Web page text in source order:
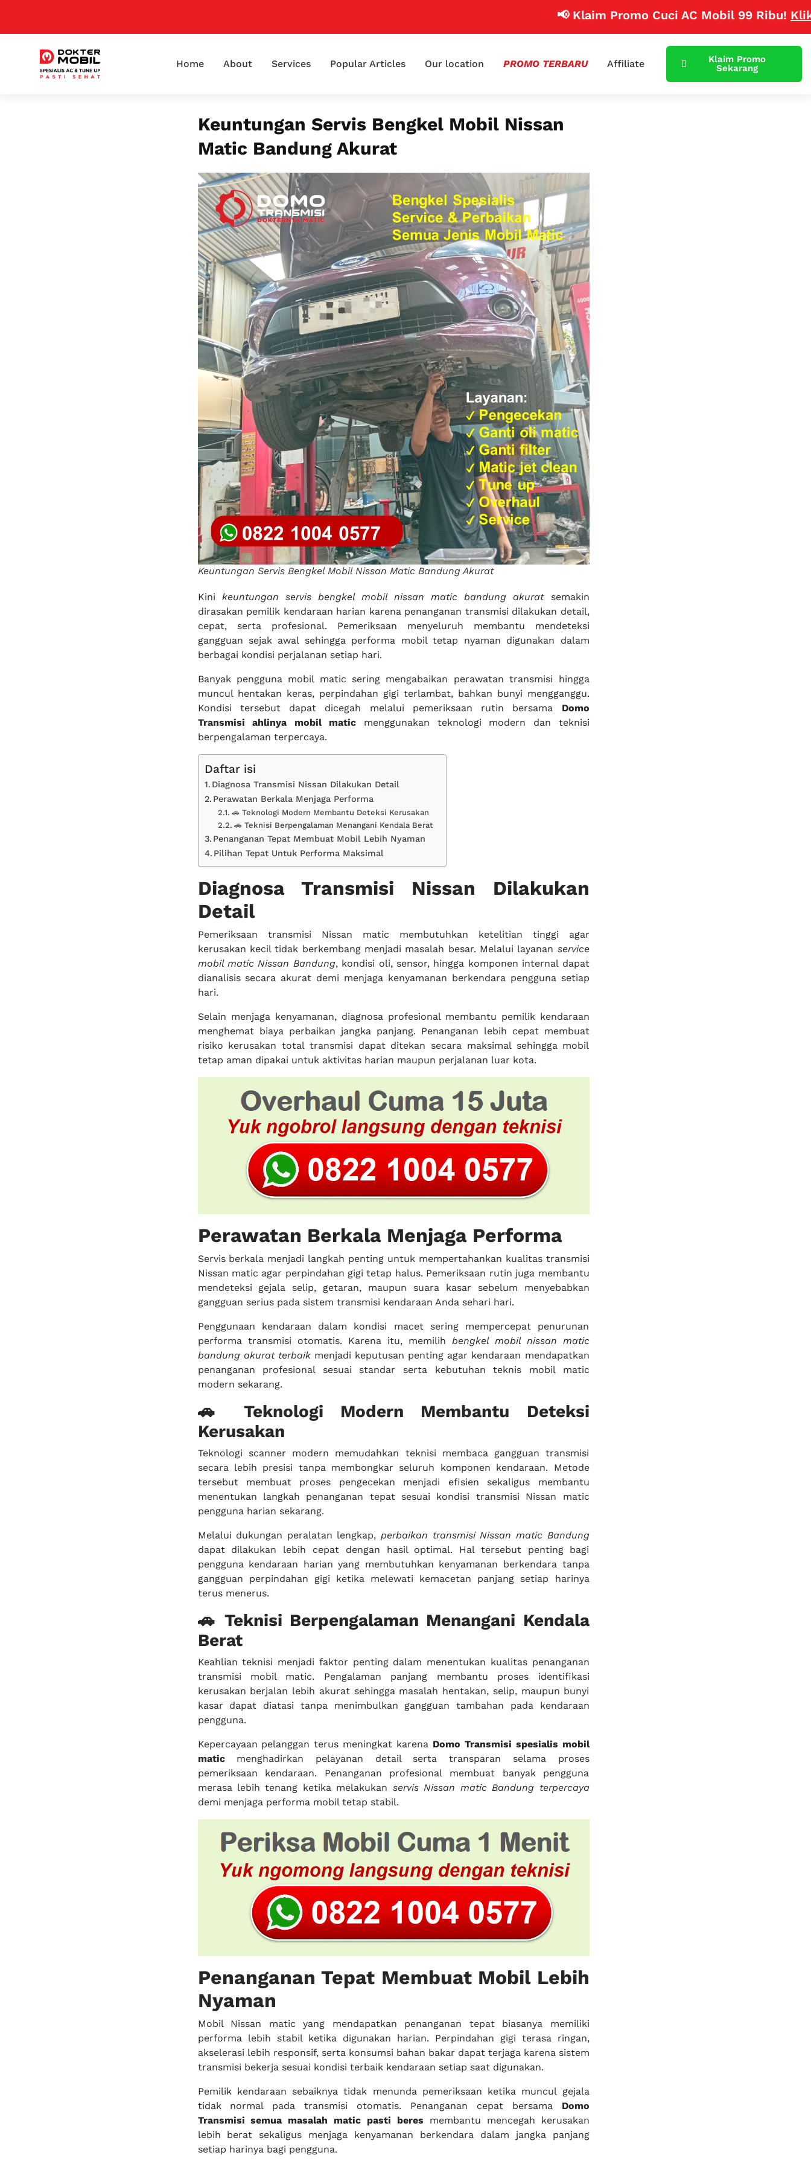
📢 Klaim Promo Cuci AC Mobil 99 Ribu! Klik
Home About Services Popular Articles Our location PROMO TERBARU Affiliate
Klaim Promo
Sekarang
Keuntungan Servis Bengkel Mobil Nissan
Matic Bandung Akurat
Keuntungan Servis Bengkel Mobil Nissan Matic Bandung Akurat
Kini keuntungan servis bengkel mobil nissan matic bandung akuratsemakin
dirasakan pemilik kendaraan harian karena penanganan transmisi dilakukan detail,
cepat, serta profesional. Pemeriksaan menyeluruh membantu mendeteksi
gangguan sejak awal sehingga performa mobil tetap nyaman digunakan dalam
berbagai kondisi perjalanan setiap hari.
Banyak pengguna mobil matic sering mengabaikan perawatan transmisi hingga
muncul hentakan keras, perpindahan gigi terlambat, bahkan bunyi mengganggu.
Kondisi tersebut dapat dicegah melalui pemeriksaan rutin bersama Domo
Transmisi ahlinya mobil matic menggunakan teknologi modern dan teknisi
berpengalaman terpercaya.
Daftar isi
Diagnosa Transmisi Nissan Dilakukan Detail
Perawatan Berkala Menjaga Performa
🚗 Teknologi Modern Membantu Deteksi Kerusakan
🚗 Teknisi Berpengalaman Menangani Kendala Berat
Penanganan Tepat Membuat Mobil Lebih Nyaman
Pilihan Tepat Untuk Performa Maksimal
Diagnosa Transmisi Nissan Dilakukan
Detail
Pemeriksaan transmisi Nissan matic membutuhkan ketelitian tinggi agar
kerusakan kecil tidak berkembang menjadi masalah besar. Melalui layanan service
mobil matic Nissan Bandung, kondisi oli, sensor, hingga komponen internal dapat
dianalisis secara akurat demi menjaga kenyamanan berkendara pengguna setiap
hari.
Selain menjaga kenyamanan, diagnosa profesional membantu pemilik kendaraan
menghemat biaya perbaikan jangka panjang. Penanganan lebih cepat membuat
risiko kerusakan total transmisi dapat ditekan secara maksimal sehingga mobil
tetap aman dipakai untuk aktivitas harian maupun perjalanan luar kota.
Perawatan Berkala Menjaga Performa
Servis berkala menjadi langkah penting untuk mempertahankan kualitas transmisi
Nissan matic agar perpindahan gigi tetap halus. Pemeriksaan rutin juga membantu
mendeteksi gejala selip, getaran, maupun suara kasar sebelum menyebabkan
gangguan serius pada sistem transmisi kendaraan Anda sehari hari.
Penggunaan kendaraan dalam kondisi macet sering mempercepat penurunan
performa transmisi otomatis. Karena itu, memilih bengkel mobil nissan matic
bandung akurat terbaikmenjadi keputusan penting agar kendaraan mendapatkan
penanganan profesional sesuai standar serta kebutuhan teknis mobil matic
modern sekarang.
🚗 Teknologi Modern Membantu Deteksi
Kerusakan
Teknologi scanner modern memudahkan teknisi membaca gangguan transmisi
secara lebih presisi tanpa membongkar seluruh komponen kendaraan. Metode
tersebut membuat proses pengecekan menjadi efisien sekaligus membantu
menentukan langkah penanganan tepat sesuai kondisi transmisi Nissan matic
pengguna harian sekarang.
Melalui dukungan peralatan lengkap, perbaikan transmisi Nissan matic Bandung
dapat dilakukan lebih cepat dengan hasil optimal. Hal tersebut penting bagi
pengguna kendaraan harian yang membutuhkan kenyamanan berkendara tanpa
gangguan perpindahan gigi ketika melewati kemacetan panjang setiap harinya
terus menerus.
🚗 Teknisi Berpengalaman Menangani Kendala
Berat
Keahlian teknisi menjadi faktor penting dalam menentukan kualitas penanganan
transmisi mobil matic. Pengalaman panjang membantu proses identifikasi
kerusakan berjalan lebih akurat sehingga masalah hentakan, selip, maupun bunyi
kasar dapat diatasi tanpa menimbulkan gangguan tambahan pada kendaraan
pengguna.
Kepercayaan pelanggan terus meningkat karena Domo Transmisi spesialis mobil
maticmenghadirkan pelayanan detail serta transparan selama proses
pemeriksaan kendaraan. Penanganan profesional membuat banyak pengguna
merasa lebih tenang ketika melakukan servis Nissan matic Bandung terpercaya
demi menjaga performa mobil tetap stabil.
Penanganan Tepat Membuat Mobil Lebih
Nyaman
Mobil Nissan matic yang mendapatkan penanganan tepat biasanya memiliki
performa lebih stabil ketika digunakan harian. Perpindahan gigi terasa ringan,
akselerasi lebih responsif, serta konsumsi bahan bakar dapat terjaga karena sistem
transmisi bekerja sesuai kondisi terbaik kendaraan setiap saat digunakan.
Pemilik kendaraan sebaiknya tidak menunda pemeriksaan ketika muncul gejala
tidak normal pada transmisi otomatis. Penanganan cepat bersama Domo
Transmisi semua masalah matic pasti beres membantu mencegah kerusakan
lebih berat sekaligus menjaga kenyamanan berkendara dalam jangka panjang
setiap harinya bagi pengguna.